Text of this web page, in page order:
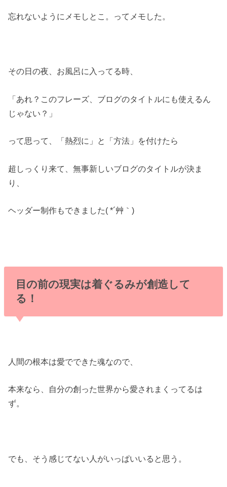
忘れないようにメモしとこ。ってメモした。
その日の夜、お風呂に入ってる時、
「あれ？このフレーズ、ブログのタイトルにも使えるん
じゃない？」
って思って、「熱烈に」と「方法」を付けたら
超しっくり来て、無事新しいブログのタイトルが決ま
り、
ヘッダー制作もできました( *´艸｀)
目の前の現実は着ぐるみが創造して
る！
人間の根本は愛でできた魂なので、
本来なら、自分の創った世界から愛されまくってるは
ず。
でも、そう感じてない人がいっぱいいると思う。